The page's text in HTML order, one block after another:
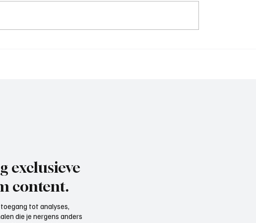
exclusieve
content.
tot analyses,
die je nergens anders